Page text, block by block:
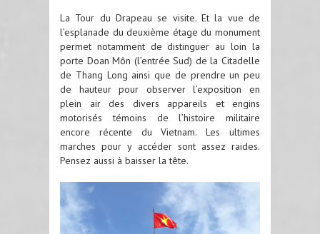
La Tour du Drapeau se visite. Et la vue de
l’esplanade du deuxième étage du monument
permet notamment de distinguer au loin la
porte Doan Môn (l’entrée Sud) de la Citadelle
de Thang Long ainsi que de prendre un peu
de hauteur pour observer l’exposition en
plein air des divers appareils et engins
motorisés témoins de l’histoire militaire
encore récente du Vietnam. Les ultimes
marches pour y accéder sont assez raides.
Pensez aussi à baisser la tête.